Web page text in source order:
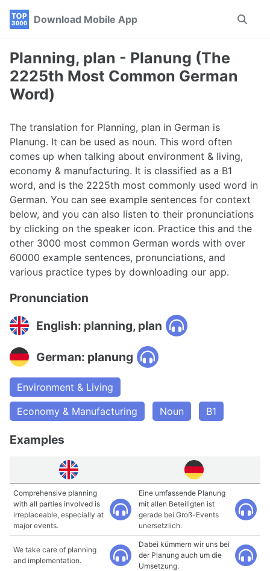
Skip
navigation
Skip
Skip
Download Mobile App
Toggle
Planning, plan - Planung (The
2225th Most Common German
Word)
The translation for Planning, plan in German is
Planung. It can be used as noun. This word often
comes up when talking about environment & living,
economy & manufacturing. It is classified as a B1
word, and is the 2225th most commonly used word in
German. You can see example sentences for context
below, and you can also listen to their pronunciations
by clicking on the speaker icon. Practice this and the
other 3000 most common German words with over
60000 example sentences, pronunciations, and
various practice types by downloading our app.
Pronunciation
English: planning, plan
German: planung
Environment & Living
Economy & Manufacturing
Noun B1
Examples
Comprehensive planning
with all parties involved is
irreplaceable, especially at
major events.
Eine umfassende Planung
mit allen Beteiligten ist
gerade bei Groß-Events
unersetzlich.
We take care of planning
and implementation.
Dabei kümmern wir uns bei
der Planung auch um die
Umsetzung.